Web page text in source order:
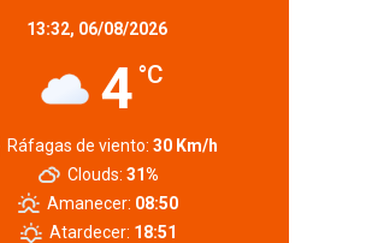
13:32, 06/08/2026
4 °C
Ráfagas de viento: 30 Km/h
Clouds: 31%
Amanecer: 08:50
Atardecer: 18:51